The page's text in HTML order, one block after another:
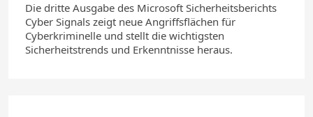
Die dritte Ausgabe des Microsoft Sicherheitsberichts
Cyber Signals zeigt neue Angriffsflächen für
Cyberkriminelle und stellt die wichtigsten
Sicherheitstrends und Erkenntnisse heraus.